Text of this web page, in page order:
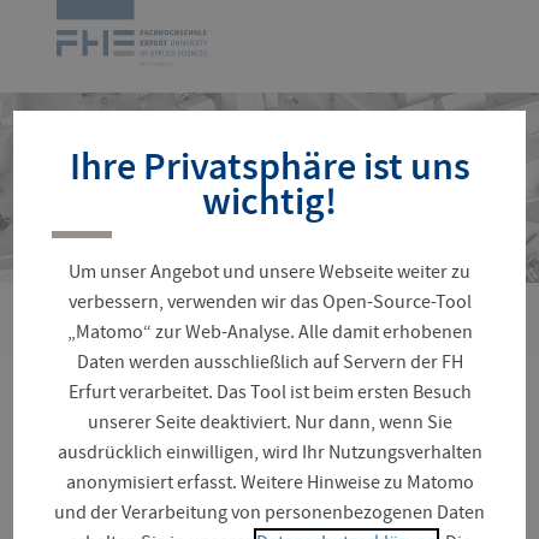
Zur
Navigation
überspringen
sind
hier:
Fakultäten und Fachrichtungen › Architektur und
landLAB Schloss Wiehe
e.V.
Ihre Privatsphäre ist uns
wichtig!
Um unser Angebot und unsere Webseite weiter zu
verbessern, verwenden wir das Open-Source-Tool
„Matomo“ zur Web-Analyse. Alle damit erhobenen
Daten werden ausschließlich auf Servern der FH
Erfurt verarbeitet. Das Tool ist beim ersten Besuch
unserer Seite deaktiviert. Nur dann, wenn Sie
ausdrücklich einwilligen, wird Ihr Nutzungsverhalten
anonymisiert erfasst. Weitere Hinweise zu Matomo
und der Verarbeitung von personenbezogenen Daten